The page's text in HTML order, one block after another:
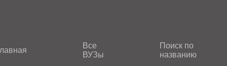
Все
ВУЗы
Поиск по
названию